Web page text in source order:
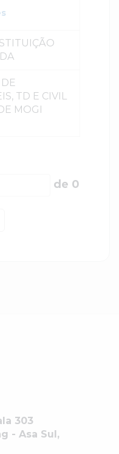
TD E CIVIL
MOGI
de 0
303
- Asa Sul,